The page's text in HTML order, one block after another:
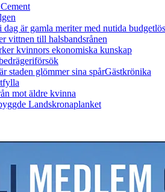
dag är gamla meriter med nutida
vittnen till halsbandsrånen
kvinnors ekonomiska kunskap
staden glömmer sina spårGästkrönika
mot äldre kvinna
Landskronaplanket